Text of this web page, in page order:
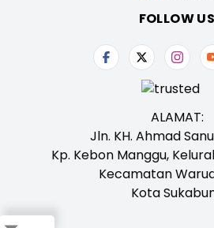
FOLLOW US
ALAMAT:
Jln. KH. Ahmad
Kp. Kebon Manggu,
Kecamatan
Kota